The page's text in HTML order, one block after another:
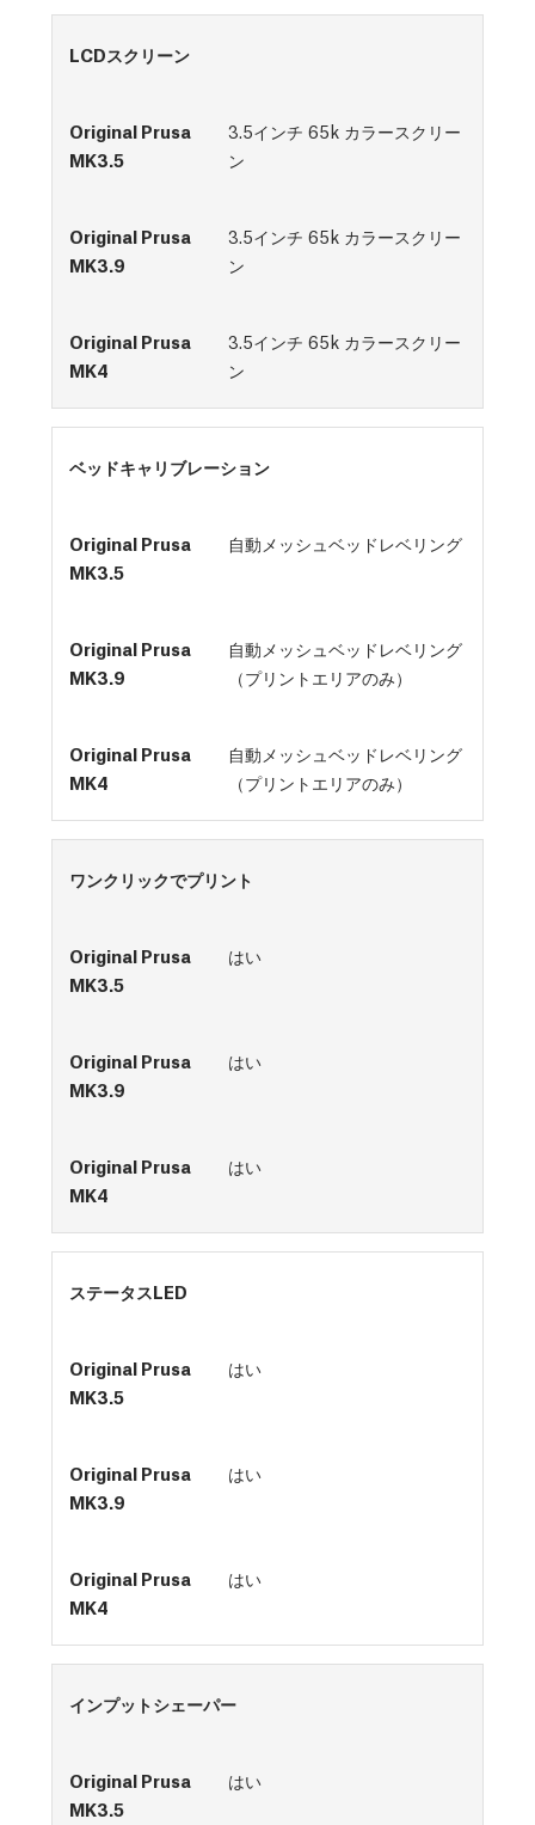
LCDスクリーン
3.5インチ 65k カラースクリー
ン
3.5インチ 65k カラースクリー
ン
3.5インチ 65k カラースクリー
ン
ベッドキャリブレーション
自動メッシュベッドレベリング
自動メッシュベッドレベリング
（プリントエリアのみ）
自動メッシュベッドレベリング
（プリントエリアのみ）
ワンクリックでプリント
はい
はい
はい
ステータスLED
はい
はい
はい
インプットシェーパー
はい